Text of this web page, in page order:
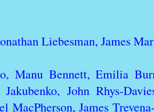
Liebesman, James
Manu Bennett, Emilia
John Rhys-
MacPherson, James